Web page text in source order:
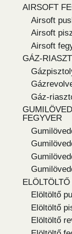
AIRSOFT
Airsoft
Airsoft
Airsoft
GÁZ-
Gáz-
FEGYVER
Elöltöltő
Elöltöltő
Elöltöltő